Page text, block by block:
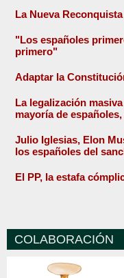
La Nueva
"Los españoles
primero"
Adaptar la
La legalización
mayoría de
Julio Iglesias, Elon
los españoles del
El PP, la estafa
COLABORACIÓN